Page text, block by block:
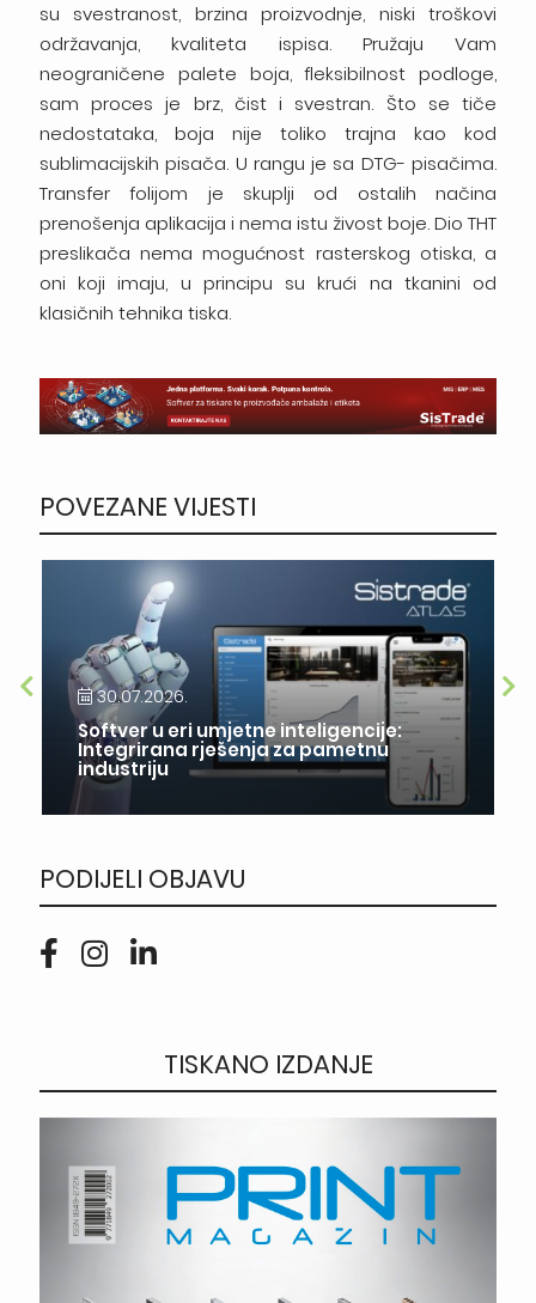
su svestranost, brzina proizvodnje, niski troškovi
održavanja, kvaliteta ispisa. Pružaju Vam
neograničene palete boja, fleksibilnost podloge,
sam proces je brz, čist i svestran. Što se tiče
nedostataka, boja nije toliko trajna kao kod
sublimacijskih pisača. U rangu je sa DTG- pisačima.
Transfer folijom je skuplji od ostalih načina
prenošenja aplikacija i nema istu živost boje. Dio THT
preslikača nema mogućnost rasterskog otiska, a
oni koji imaju, u principu su krući na tkanini od
klasičnih tehnika tiska.
POVEZANE VIJESTI
30.07.2026.
Softver u eri umjetne inteligencije:
Integrirana rješenja za pametnu
industriju
PODIJELI OBJAVU
TISKANO IZDANJE